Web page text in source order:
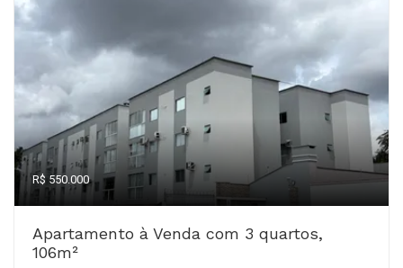
R$ 550.000
Apartamento à Venda com 3 quartos,
106m²